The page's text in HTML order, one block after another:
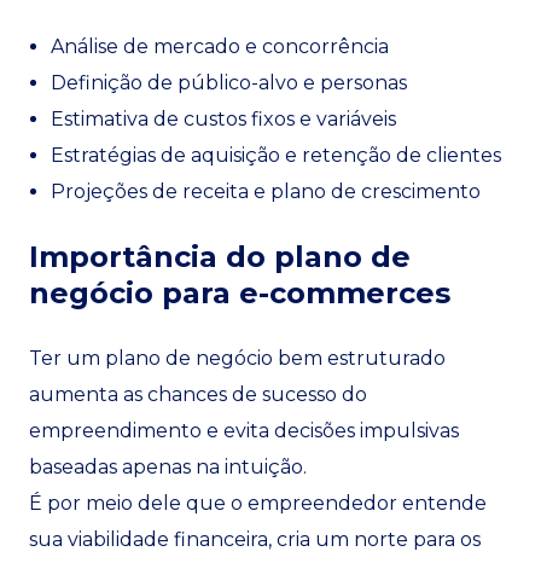
Análise de mercado e concorrência
Definição de público-alvo e personas
Estimativa de custos fixos e variáveis
Estratégias de aquisição e retenção de clientes
Projeções de receita e plano de crescimento
Importância do plano de
negócio para e-commerces
Ter um plano de negócio bem estruturado
aumenta as chances de sucesso do
empreendimento e evita decisões impulsivas
baseadas apenas na intuição.
É por meio dele que o empreendedor entende
sua viabilidade financeira, cria um norte para os